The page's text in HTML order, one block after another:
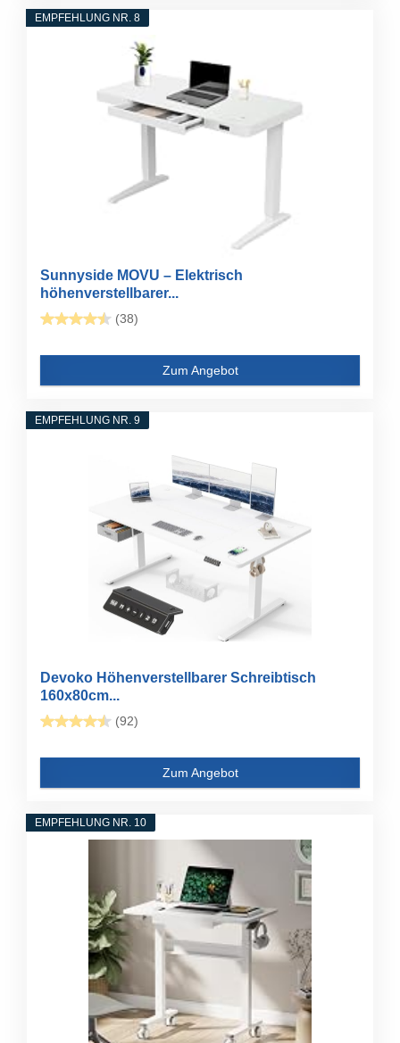
EMPFEHLUNG NR. 8
Sunnyside MOVU – Elektrisch
höhenverstellbarer...
(38)
Zum Angebot
EMPFEHLUNG NR. 9
Devoko Höhenverstellbarer Schreibtisch
160x80cm...
(92)
Zum Angebot
EMPFEHLUNG NR. 10